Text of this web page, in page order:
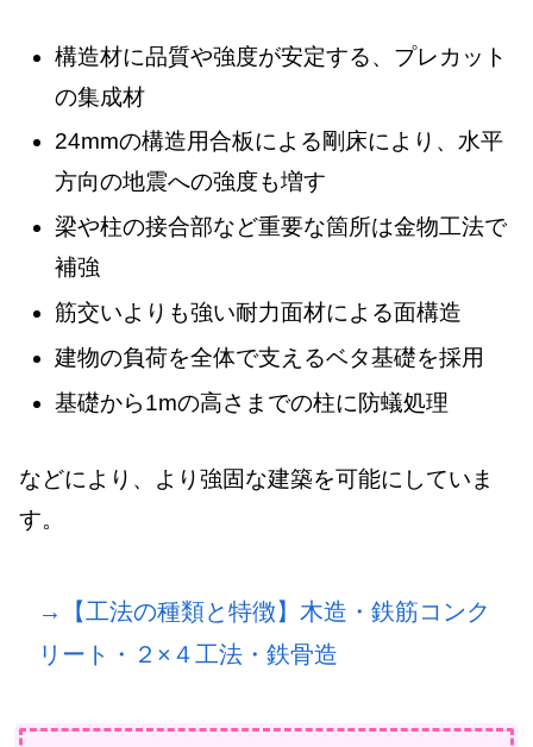
構造材に品質や強度が安定する、プレカット
の集成材
24mmの構造用合板による剛床により、水平
方向の地震への強度も増す
梁や柱の接合部など重要な箇所は金物工法で
補強
筋交いよりも強い耐力面材による面構造
建物の負荷を全体で支えるベタ基礎を採用
基礎から1mの高さまでの柱に防蟻処理
などにより、より強固な建築を可能にしていま
す。
→【工法の種類と特徴】木造・鉄筋コンク
リート・２×４工法・鉄骨造